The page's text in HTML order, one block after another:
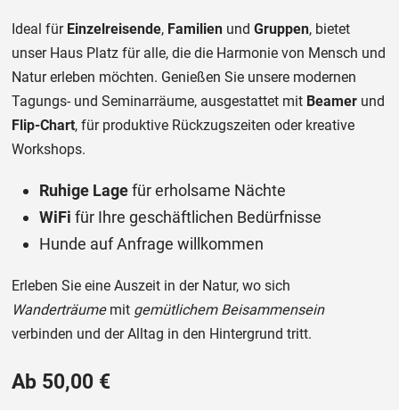
Ideal für Einzelreisende, Familien und Gruppen, bietet
unser Haus Platz für alle, die die Harmonie von Mensch und
Natur erleben möchten. Genießen Sie unsere modernen
Tagungs- und Seminarräume, ausgestattet mit Beamer und
Flip-Chart, für produktive Rückzugszeiten oder kreative
Workshops.
Ruhige Lagefür erholsame Nächte
WiFi für Ihre geschäftlichen Bedürfnisse
Hunde auf Anfrage willkommen
Erleben Sie eine Auszeit in der Natur, wo sich
Wanderträumemit gemütlichem Beisammensein
verbinden und der Alltag in den Hintergrund tritt.
Ab 50,00 €